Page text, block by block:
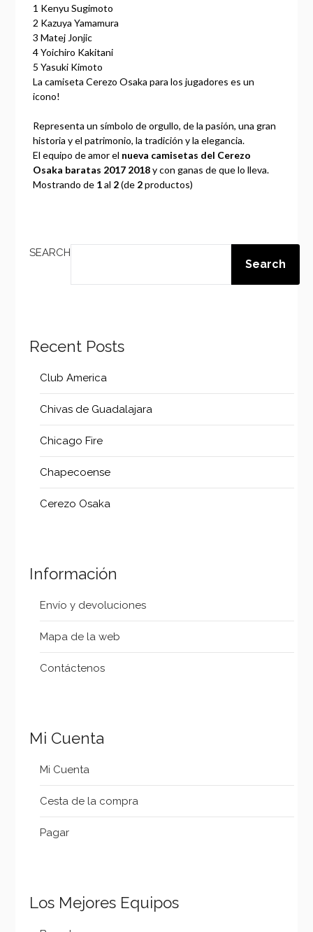
1 Kenyu Sugimoto
2 Kazuya Yamamura
3 Matej Jonjic
4 Yoichiro Kakitani
5 Yasuki Kimoto
La camiseta Cerezo Osaka para los jugadores es un
icono!
Representa un símbolo de orgullo, de la pasión, una gran
historia y el patrimonio, la tradición y la elegancia.
El equipo de amor el nueva camisetas del Cerezo
Osaka baratas 2017 2018y con ganas de que lo lleva.
Mostrando de 1al 2(de 2productos)
SEARCH
Search
Recent Posts
Club America
Chivas de Guadalajara
Chicago Fire
Chapecoense
Cerezo Osaka
Información
Envío y devoluciones
Mapa de la web
Contáctenos
Mi Cuenta
Mi Cuenta
Cesta de la compra
Pagar
Los Mejores Equipos